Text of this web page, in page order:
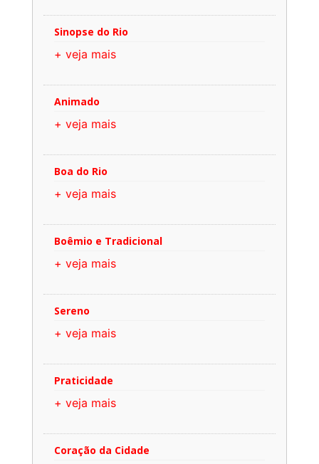
Sinopse do Rio
+ veja mais
Animado
+ veja mais
Boa do Rio
+ veja mais
Boêmio e Tradicional
+ veja mais
Sereno
+ veja mais
Praticidade
+ veja mais
Coração da Cidade